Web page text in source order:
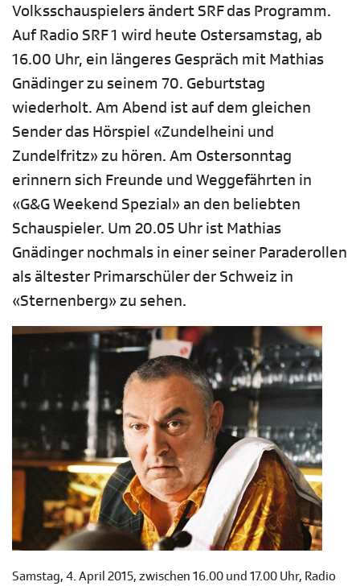
Volksschauspielers ändert SRF das Programm.
Auf Radio SRF 1 wird heute Ostersamstag, ab
16.00 Uhr, ein längeres Gespräch mit Mathias
Gnädinger zu seinem 70. Geburtstag
wiederholt. Am Abend ist auf dem gleichen
Sender das Hörspiel «Zundelheini und
Zundelfritz» zu hören. Am Ostersonntag
erinnern sich Freunde und Weggefährten in
«G&G Weekend Spezial» an den beliebten
Schauspieler. Um 20.05 Uhr ist Mathias
Gnädinger nochmals in einer seiner Paraderollen
als ältester Primarschüler der Schweiz in
«Sternenberg» zu sehen.
Samstag, 4. April 2015, zwischen 16.00 und 17.00 Uhr, Radio